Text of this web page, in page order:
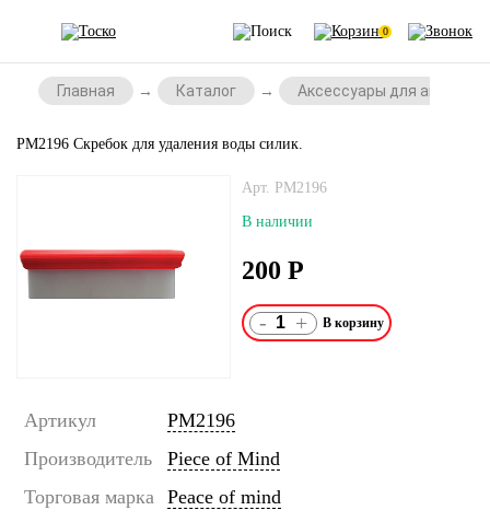
0
Главная Каталог Аксессуары для
PM2196 Скребок для удаления воды силик.
Арт. PM2196
В наличии
200 Р
- +
Артикул
PM2196
Производитель
Piece of Mind
Торговая марка
Peace of mind